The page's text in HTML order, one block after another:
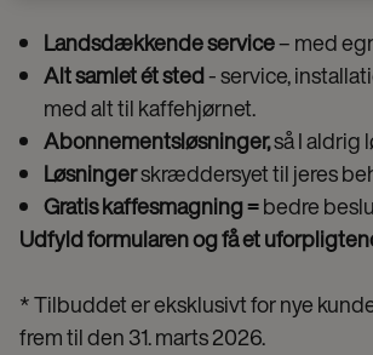
Landsdækkende service– med
Alt samlet ét sted- service,
med alt til kaffehjørnet.
Abonnementsløsninger,så I aldrig
Løsningerskræddersyet til jeres
Gratis kaffesmagning =bedre
Udfyld formularen og få et
* Tilbuddet er eksklusivt for nye
frem til den 31. marts 2026.